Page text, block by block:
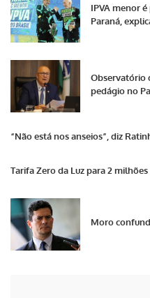
IPVA menor
Paraná,
Observatório
pedágio no
“Não está nos anseios”, diz
Tarifa Zero da Luz para 2
Moro